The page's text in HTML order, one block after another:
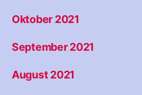
Oktober 2021
September 2021
August 2021